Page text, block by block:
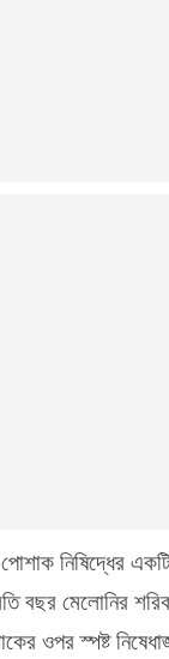
নিষিদ্ধের
বছর মেলোনির
ওপর স্পষ্ট